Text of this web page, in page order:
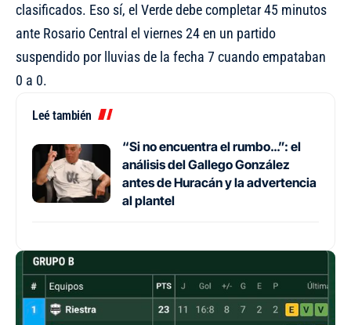
clasificados. Eso sí, el Verde debe completar 45 minutos
ante Rosario Central el viernes 24 en un partido
suspendido por lluvias de la fecha 7 cuando empataban
0 a 0.
Leé también
“Si no encuentra el rumbo…”: el
análisis del Gallego González
antes de Huracán y la advertencia
al plantel